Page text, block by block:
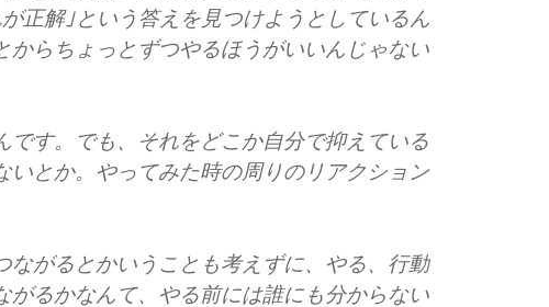
正解｣という答えを見つけようとしているん
らちょっとずつやるほうがいいんじゃない
す。でも、それをどこか自分で抑えている
とか。やってみた時の周りのリアクション
がるとかいうことも考えずに、やる、行動
るかなんて、やる前には誰にも分からない